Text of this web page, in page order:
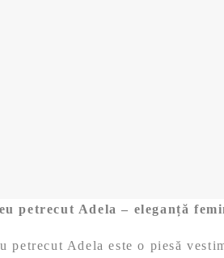
petrecut Adela – eleganță
petrecut Adela este o piesă